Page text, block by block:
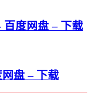
度网盘 – 下载
盘 – 下载